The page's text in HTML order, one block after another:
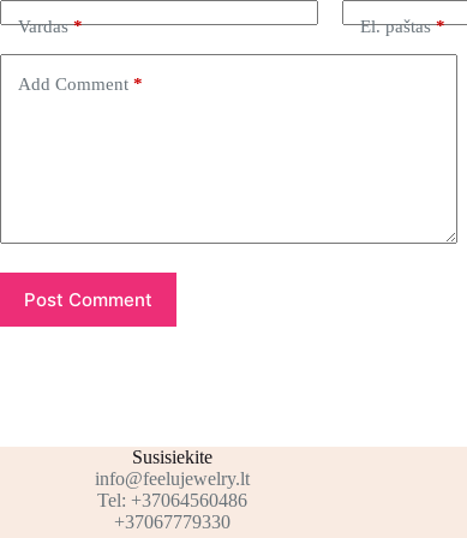
Vardas* El. paštas*
Add Comment *
Post Comment
Susisiekite
info@feelujewelry.lt
Tel: +37064560486
+37067779330